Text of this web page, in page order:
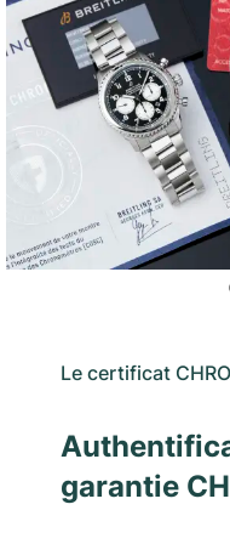
Le certificat
garantie